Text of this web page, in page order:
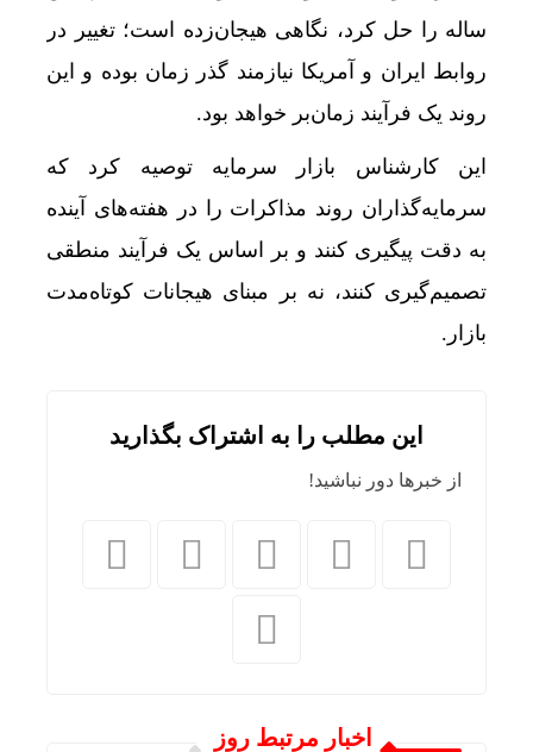
ساله را حل کرد، نگاهی هیجان‌زده است؛ تغییر در
روابط ایران و آمریکا نیازمند گذر زمان بوده و این
روند یک فرآیند زمان‌بر خواهد بود.
این کارشناس بازار سرمایه توصیه کرد که
سرمایه‌گذاران روند مذاکرات را در هفته‌های آینده
به دقت پیگیری کنند و بر اساس یک فرآیند منطقی
تصمیم‌گیری کنند، نه بر مبنای هیجانات کوتاه‌مدت
بازار.
این مطلب را به اشتراک بگذارید
از خبرها دور نباشید!
اخبار مرتبط روز